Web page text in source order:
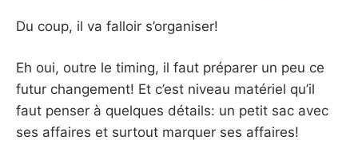
Du coup, il va falloir s’organiser!
Eh oui, outre le timing, il faut préparer un peu ce
futur changement! Et c’est niveau matériel qu’il
faut penser à quelques détails: un petit sac avec
ses affaires et surtout marquer ses affaires!